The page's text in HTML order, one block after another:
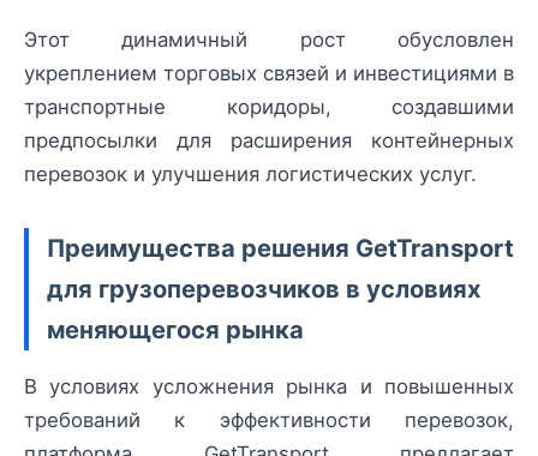
Этот динамичный рост обусловлен
укреплением торговых связей и инвестициями в
транспортные коридоры, создавшими
предпосылки для расширения контейнерных
перевозок и улучшения логистических услуг.
Преимущества решения GetTransport
для грузоперевозчиков в условиях
меняющегося рынка
В условиях усложнения рынка и повышенных
требований к эффективности перевозок,